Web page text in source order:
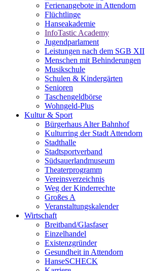
Ferienangebote in Attendorn
Flüchtlinge
Hanseakademie
InfoTastic Academy
Jugendparlament
Leistungen nach dem SGB XII
Menschen mit Behinderungen
Musikschule
Schulen & Kindergärten
Senioren
Taschengeldbörse
Wohngeld-Plus
Kultur & Sport
Bürgerhaus Alter Bahnhof
Kulturring der Stadt Attendorn
Stadthalle
Stadtsportverband
Südsauerlandmuseum
Theaterprogramm
Vereinsverzeichnis
Weg der Kinderrechte
Großes A
Veranstaltungskalender
Wirtschaft
Breitband/Glasfaser
Einzelhandel
Existenzgründer
Gesundheit in Attendorn
HanseSCHECK